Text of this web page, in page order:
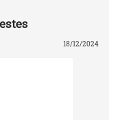
18/12/2024